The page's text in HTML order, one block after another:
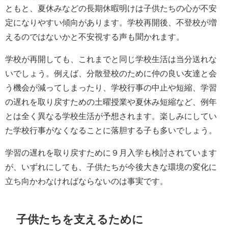
ともと、夏休みなどの長期休暇明けは子供たちの心が不安
定になりやすい傾向があります。学校再開後、不登校が増
えるのではないかと不安視する声も聞かれます。
学校が再開しても、これまでと同じ学校生活は当分送れな
いでしょう。例えば、分散登校のために仲の良い友達と会
う機会が減ってしまったり、学校行事の中止や短縮、学習
の遅れを取り戻すための土曜授業や夏休み短縮など、例年
とは全く異なる学校生活が予想されます。楽しみにしてい
た学校行事がなくなることに落胆する子も多いでしょう。
学習の遅れを取り戻すために９月入学も検討されています
が、いずれにしても、子供たちが今後大きな環境の変化に
立ち向かわなければならないのは事実です。
子供たちを支えるために